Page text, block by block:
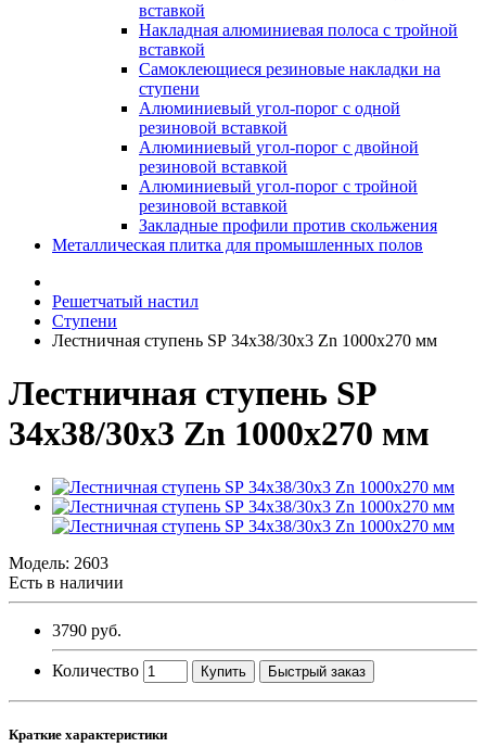
вставкой
Накладная алюминиевая полоса с тройной
вставкой
Самоклеющиеся резиновые накладки на
ступени
Алюминиевый угол-порог с одной
резиновой вставкой
Алюминиевый угол-порог с двойной
резиновой вставкой
Алюминиевый угол-порог с тройной
резиновой вставкой
Закладные профили против скольжения
Металлическая плитка для промышленных полов
Решетчатый настил
Ступени
Лестничная ступень SР 34х38/30х3 Zn 1000х270 мм
Лестничная ступень SР
34х38/30х3 Zn 1000х270 мм
Модель: 2603
Есть в наличии
3790 руб.
Количество Купить Быстрый заказ
Краткие характеристики